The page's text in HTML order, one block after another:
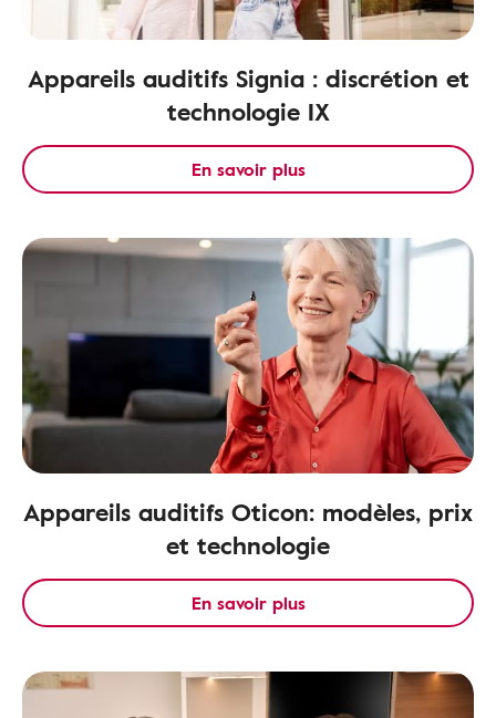
Appareils auditifs Signia : discrétion et
technologie IX
En savoir plus
Appareils auditifs Oticon: modèles, prix
et technologie
En savoir plus